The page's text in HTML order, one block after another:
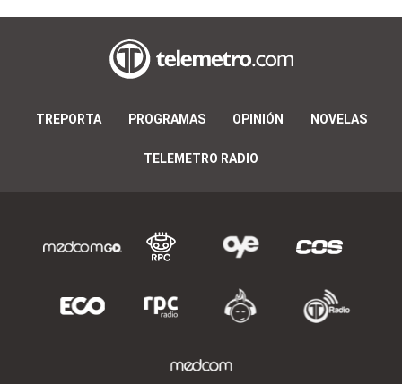
TREPORTA PROGRAMAS OPINIÓN NOVELAS
TELEMETRO RADIO